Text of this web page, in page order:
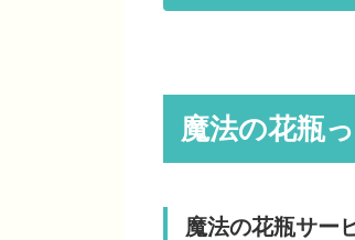
魔法の花瓶
魔法の花瓶サー